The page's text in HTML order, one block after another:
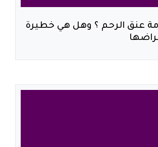
عنق الرحم ؟ وهل هي خطيرة